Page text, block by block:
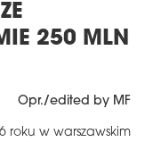
250 MLN
Opr./edited by MF
roku w warszawskim